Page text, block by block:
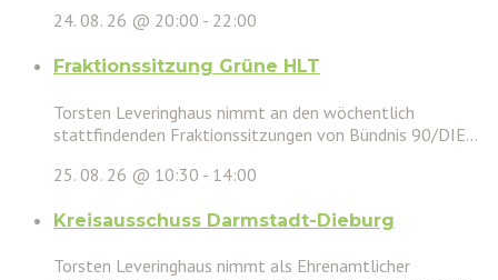
24. 08. 26 @ 20:00 - 22:00
Fraktionssitzung Grüne HLT
Torsten Leveringhaus nimmt an den wöchentlich
stattfindenden Fraktionssitzungen von Bündnis 90/DIE...
25. 08. 26 @ 10:30 - 14:00
Kreisausschuss Darmstadt-Dieburg
Torsten Leveringhaus nimmt als Ehrenamtlicher